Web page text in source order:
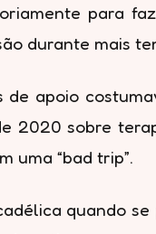
para
durante mais
apoio
2020 sobre
uma “bad trip”.
quando